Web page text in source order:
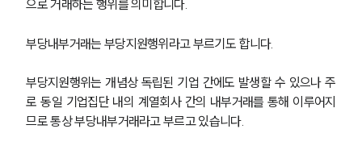
으로 거래하는 행위를 의미합니다.
부당내부거래는 부당지원행위라고 부르기도 합니다.
부당지원행위는 개념상 독립된 기업 간에도 발생할 수 있으나 주
로 동일 기업집단 내의 계열회사 간의 내부거래를 통해 이루어지
므로 통상 부당내부거래라고 부르고 있습니다.